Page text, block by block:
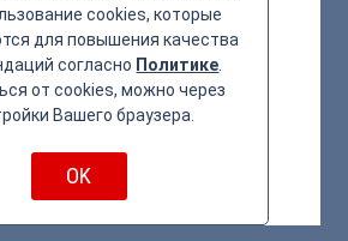
cookies, которые
для повышения качества
согласно Политике
от cookies, можно через
Вашего браузера.
OK